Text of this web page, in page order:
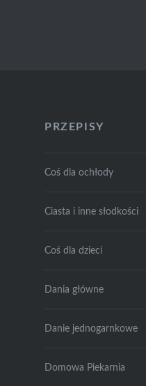
PRZEPISY
Coś dla ochłody
Ciasta i inne słodkości
Coś dla dzieci
Dania główne
Danie jednogarnkowe
Domowa Piekarnia